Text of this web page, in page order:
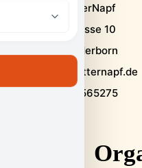
PaderFutterNapf
Alte Torgasse 10
33098 Paderborn
info@paderfutternapf.de
+49 175 9565275